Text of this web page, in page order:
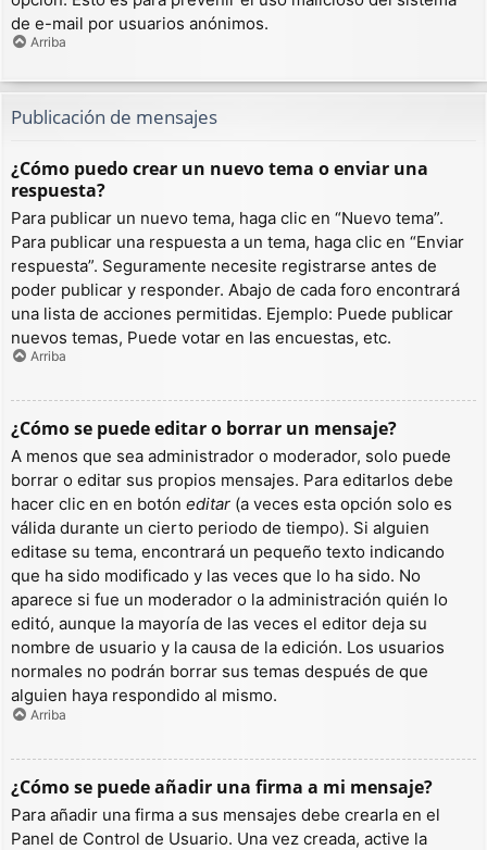
de e-mail por usuarios anónimos.
Arriba
Publicación de mensajes
¿Cómo puedo crear un nuevo tema o enviar una
respuesta?
Para publicar un nuevo tema, haga clic en “Nuevo tema”.
Para publicar una respuesta a un tema, haga clic en “Enviar
respuesta”. Seguramente necesite registrarse antes de
poder publicar y responder. Abajo de cada foro encontrará
una lista de acciones permitidas. Ejemplo: Puede publicar
nuevos temas, Puede votar en las encuestas, etc.
Arriba
¿Cómo se puede editar o borrar un mensaje?
A menos que sea administrador o moderador, solo puede
borrar o editar sus propios mensajes. Para editarlos debe
hacer clic en en botón editar (a veces esta opción solo es
válida durante un cierto periodo de tiempo). Si alguien
editase su tema, encontrará un pequeño texto indicando
que ha sido modificado y las veces que lo ha sido. No
aparece si fue un moderador o la administración quién lo
editó, aunque la mayoría de las veces el editor deja su
nombre de usuario y la causa de la edición. Los usuarios
normales no podrán borrar sus temas después de que
alguien haya respondido al mismo.
Arriba
¿Cómo se puede añadir una firma a mi mensaje?
Para añadir una firma a sus mensajes debe crearla en el
Panel de Control de Usuario. Una vez creada, active la